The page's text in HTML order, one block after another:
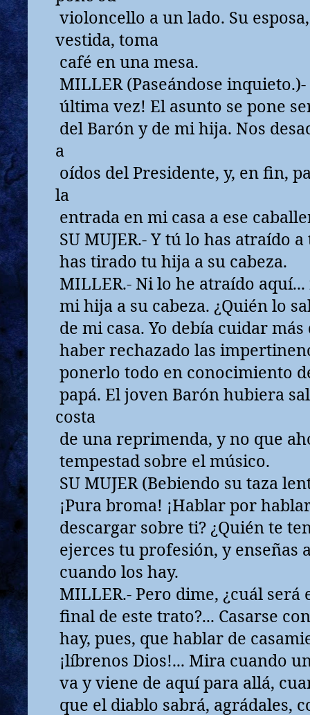
violoncello a un lado. Su
vestida, toma
café en una mesa.
MILLER (Paseándose
última vez! El asunto se pone
del Barón y de mi hija. Nos
a
oídos del Presidente, y, en fin,
la
entrada en mi casa a ese
SU MUJER.- Y tú lo has atraído
has tirado tu hija a su cabeza.
MILLER.- Ni lo he atraído
mi hija a su cabeza. ¿Quién lo
de mi casa. Yo debía cuidar
haber rechazado las
ponerlo todo en conocimiento
papá. El joven Barón hubiera
costa
de una reprimenda, y no que
tempestad sobre el músico.
SU MUJER (Bebiendo su taza
¡Pura broma! ¡Hablar por
descargar sobre ti? ¿Quién te
ejerces tu profesión, y enseñas
cuando los hay.
MILLER.- Pero dime, ¿cuál será
final de este trato?... Casarse
hay, pues, que hablar de
¡líbrenos Dios!... Mira cuando
va y viene de aquí para allá,
que el diablo sabrá, agrádales,